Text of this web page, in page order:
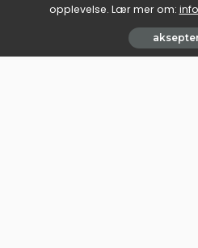
opplevelse. Lær mer om: